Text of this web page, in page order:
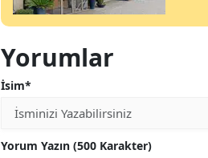
Yorumlar
İsim*
Yorum Yazın (500 Karakter)